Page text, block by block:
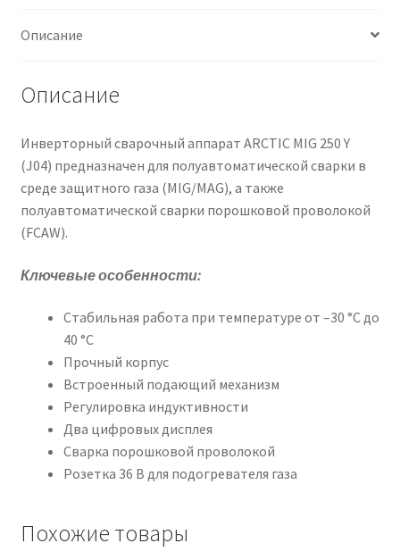
Описание
Описание
Инверторный сварочный аппарат ARCTIC MIG 250 Y
(J04) предназначен для полуавтоматической сварки в
среде защитного газа (MIG/MAG), а также
полуавтоматической сварки порошковой проволокой
(FCAW).
Ключевые особенности:
Стабильная работа при температуре от –30 °С до
40 °С
Прочный корпус
Встроенный подающий механизм
Регулировка индуктивности
Два цифровых дисплея
Сварка порошковой проволокой
Розетка 36 В для подогревателя газа
Похожие товары